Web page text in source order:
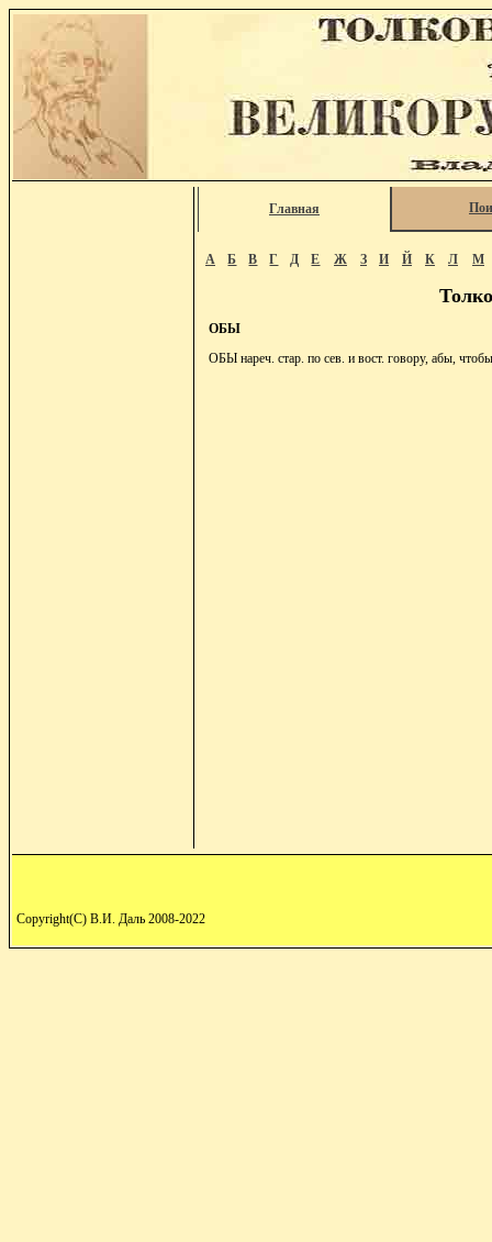
Главная
А Б В Г Д Е Ж З И Й К Л М
ОБЫ
ОБЫ нареч. стар. по сев. и вост. говору, абы,
Copyright(C) В.И. Даль 2008-2022